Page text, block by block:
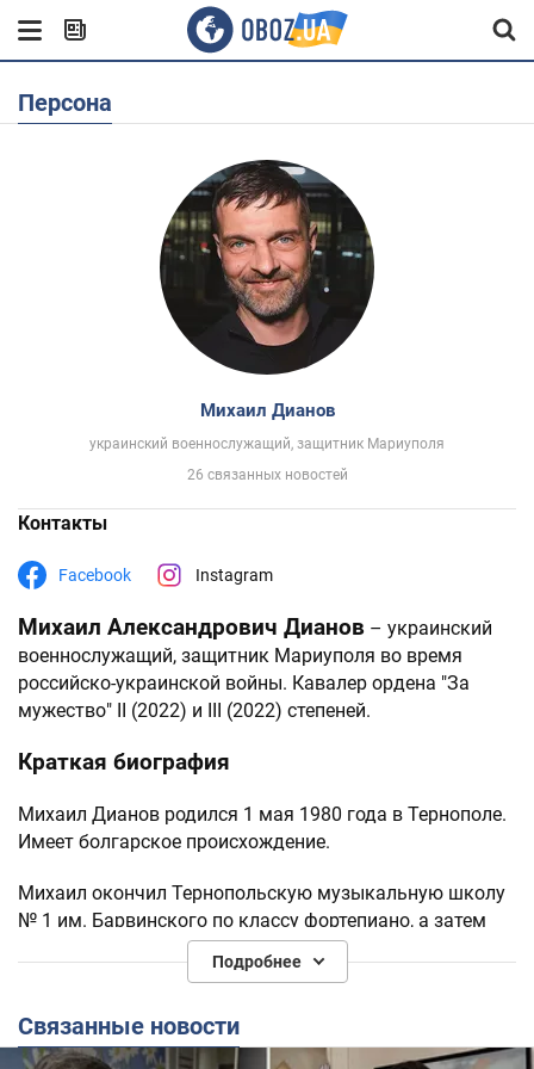
Персона
Михаил Дианов
украинский военнослужащий, защитник Мариуполя
26 связанных новостей
Контакты
Facebook Instagram
Михаил Александрович Дианов – украинский
военнослужащий, защитник Мариуполя во время
российско-украинской войны. Кавалер ордена "За
мужество" II (2022) и III (2022) степеней.
Краткая биография
Михаил Дианов родился 1 мая 1980 года в Тернополе.
Имеет болгарское происхождение.
Михаил окончил Тернопольскую музыкальную школу
№ 1 им. Барвинского по классу фортепиано, а затем
учился в Тернопольском профессионально-
техническом училище № 11.
Впоследствии был участником музыкальной группы
"Особистий підпис", которую создал вместе с
Подробнее
Связанные новости